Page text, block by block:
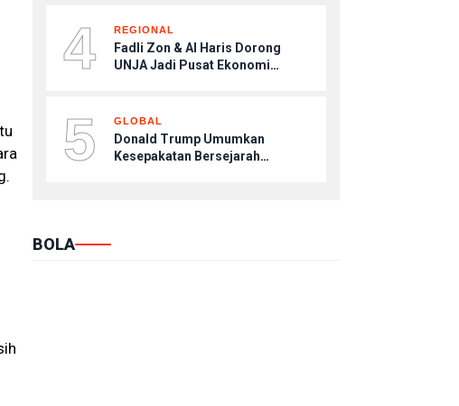
4 REGIONAL
Fadli Zon & Al Haris Dorong
UNJA Jadi Pusat Ekonomi
5 GLOBAL
Donald Trump Umumkan
Kesepakatan Bersejarah
BOLA